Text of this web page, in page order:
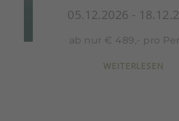
05.12.2026 -
ab nur € 489,- pro
WEITERLESEN